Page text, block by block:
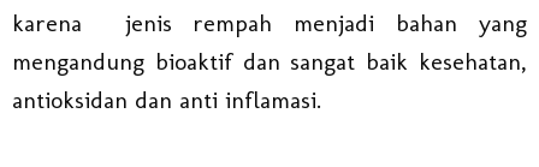
karena jenis rempah menjadi bahan yang
mengandung bioaktif dan sangat baik kesehatan,
antioksidan dan anti inflamasi.